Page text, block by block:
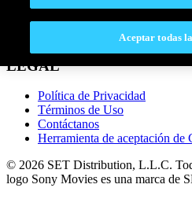
Contáctanos
Preguntas Frecuentes
LEGAL
Política de Privacidad
Términos de Uso
Contáctanos
Herramienta de aceptación de
© 2026 SET Distribution, L.L.C.
logo Sony Movies es una marca de
Aceptar todas